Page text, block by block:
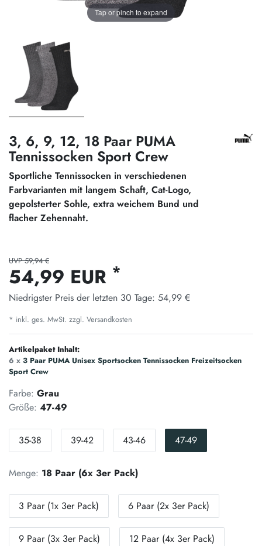
Tap or pinch to expand
3, 6, 9, 12, 18 Paar PUMA
Tennissocken Sport Crew
Sportliche Tennissocken in verschiedenen
Farbvarianten mit langem Schaft, Cat-Logo,
gepolsterter Sohle, extra weichem Bund und
flacher Zehennaht.
UVP 59,94 €
54,99 EUR *
Niedrigster Preis der letzten 30 Tage: 54,99 €
* inkl. ges. MwSt. zzgl. Versandkosten
Artikelpaket Inhalt:
6 x 3 Paar PUMA Unisex Sportsocken Tennissocken Freizeitsocken
Sport Crew
Farbe: Grau
Größe: 47-49
35-38 39-42 43-46 47-49
Menge: 18 Paar (6x 3er Pack)
3 Paar (1x 3er Pack) 6 Paar (2x 3er Pack)
9 Paar (3x 3er Pack) 12 Paar (4x 3er Pack)